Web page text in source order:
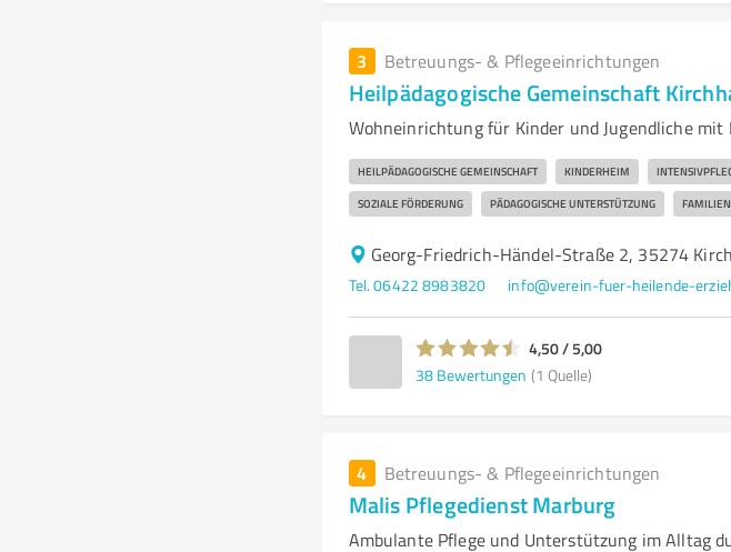
3 Betreuungs- & Pflegeeinrichtungen
Heilpädagogische Gemeinschaft
Wohneinrichtung für Kinder und Jugendliche
HEILPÄDAGOGISCHE GEMEINSCHAFT KINDERHEIM
SOZIALE FÖRDERUNG PÄDAGOGISCHE UNTERSTÜTZUNG
Georg-Friedrich-Händel-Straße 2, 35274
Tel. 06422 8983820 info@verein-fuer-heilende-
4,50 / 5,00
38 Bewertungen (1 Quelle)
4 Betreuungs- & Pflegeeinrichtungen
Malis Pflegedienst Marburg
Ambulante Pflege und Unterstützung im Alltag